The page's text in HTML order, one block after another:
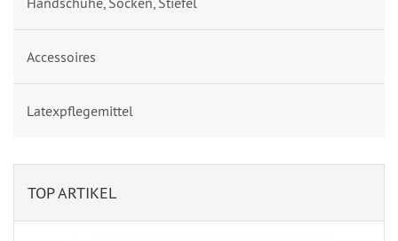
Accessoires
Latexpflegemittel
TOP ARTIKEL